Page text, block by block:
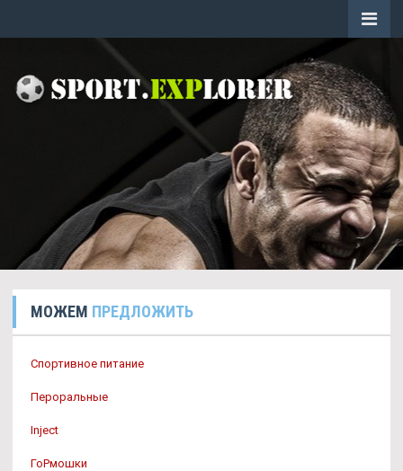
МОЖЕМ ПРЕДЛОЖИТЬ
Спортивное питание
Пероральные
Inject
ГоРмошки